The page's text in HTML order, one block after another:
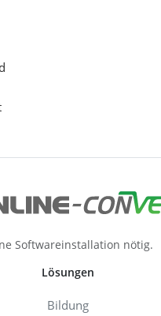
Softwareinstallation nötig.
Lösungen
Bildung